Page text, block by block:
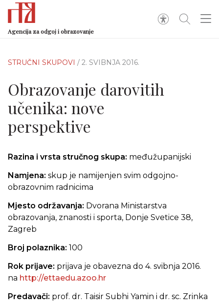
Agencija za odgoj i obrazovanje
STRUČNI SKUPOVI / 2. SVIBNJA 2016.
Obrazovanje darovitih
učenika: nove
perspektive
Razina i vrsta stručnog skupa: međužupanijski
Namjena: skup je namijenjen svim odgojno-
obrazovnim radnicima
Mjesto održavanja: Dvorana Ministarstva
obrazovanja, znanosti i sporta, Donje Svetice 38,
Zagreb
Broj polaznika: 100
Rok prijave: prijava je obavezna do 4. svibnja 2016.
na http://ettaedu.azoo.hr
Predavači: prof. dr. Taisir Subhi Yamin i dr. sc. Zrinka